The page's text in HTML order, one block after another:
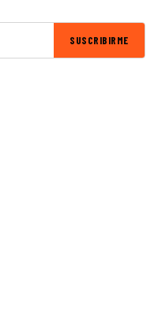
SUSCRIBIRME